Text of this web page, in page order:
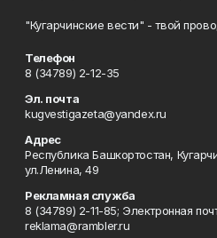
"Кугарчинские вести" - твой
Телефон
8 (34789) 2-12-35
Эл. почта
kugvestigazeta@yandex.ru
Адрес
Республика Башкортостан,
ул.Ленина, 49
Рекламная служба
8 (34789) 2-11-85; Электронная
reklama@rambler.ru